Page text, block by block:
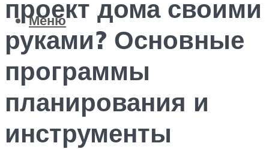
Меню
проект дома своими
руками? Основные
программы
планирования и
инструменты